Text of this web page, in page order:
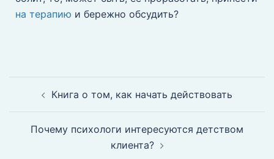
на терапию и бережно обсудить?
Книга о том, как начать действовать
Почему психологи интересуются детством
клиента?